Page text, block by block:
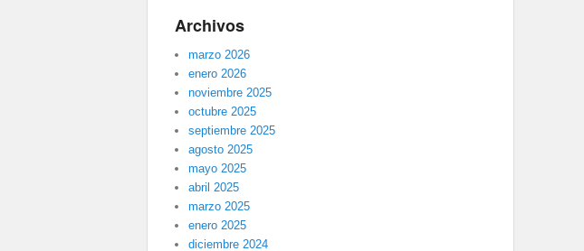
Archivos
marzo 2026
enero 2026
noviembre 2025
octubre 2025
septiembre 2025
agosto 2025
mayo 2025
abril 2025
marzo 2025
enero 2025
diciembre 2024